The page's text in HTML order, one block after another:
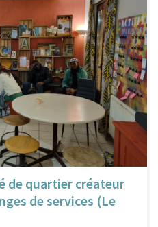
de quartier créateur
de services (Le